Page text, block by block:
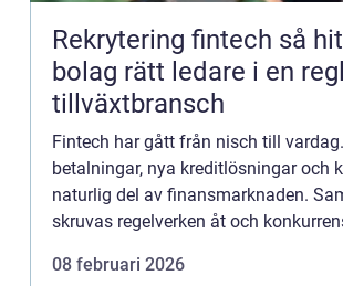
Rekrytering fintech så hittar
bolag rätt ledare i en
tillväxtbransch
Fintech har gått från nisch till
betalningar, nya kreditlösningar och
naturlig del av finansmarknaden.
skruvas regelverken åt och
rekrytering finte...
08 februari 2026